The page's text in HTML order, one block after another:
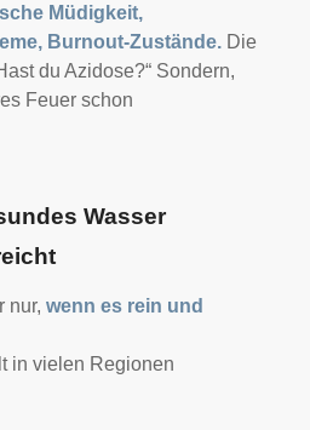
Müdigkeit,
Burnout-Zustände. Die
du Azidose?“ Sondern,
Feuer schon
Wasser
nur, wenn es rein und
in vielen Regionen